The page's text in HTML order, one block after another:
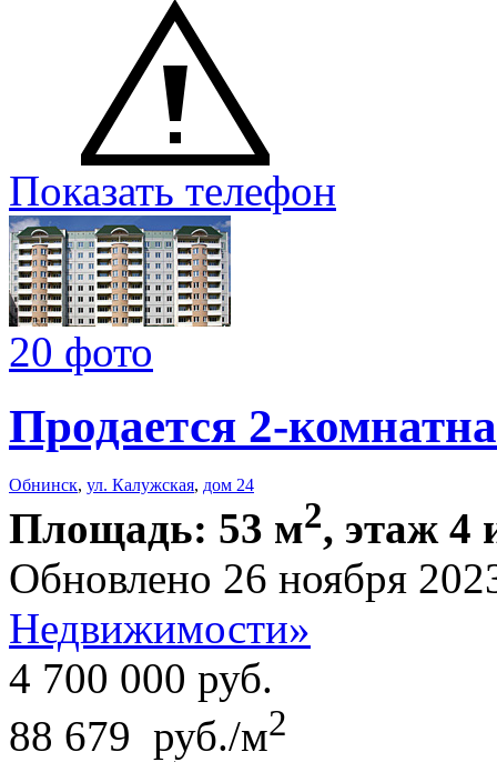
Показать телефон
20 фото
Продается 2-
Обнинск, ул. Калужская, дом 24
Площадь: 53 м2, этаж 4
Обновлено 26 ноября
Недвижимости»
4 700 000 руб.
88 679 руб./м2